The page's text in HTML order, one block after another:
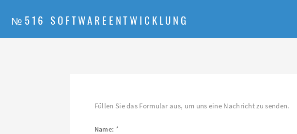
№516 SOFTWAREENTWICKLUNG
Füllen Sie das Formular aus, um uns eine Nachricht zu senden.
Name: *